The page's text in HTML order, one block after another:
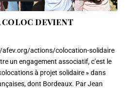
coloc devient
afev.org/actions/colocation-solidaire
un engagement associatif, c’est le
à projet solidaire » dans
dont Bordeaux. Par Jean